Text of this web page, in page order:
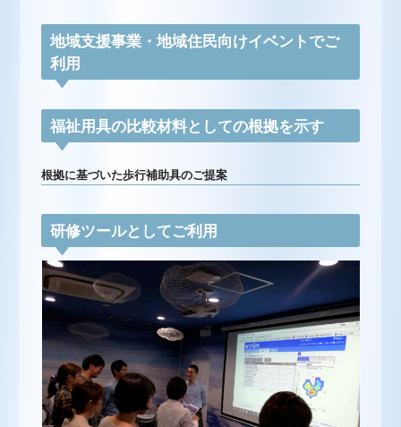
地域支援事業・地域住民向けイベントでご
利用
福祉用具の比較材料としての根拠を示す
根拠に基づいた歩行補助具のご提案
研修ツールとしてご利用